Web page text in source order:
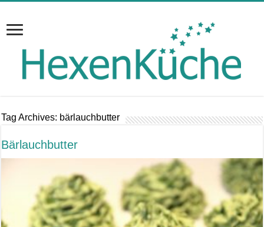
Tag Archives: bärlauchbutter
Bärlauchbutter